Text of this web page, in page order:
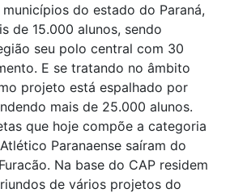
do estado do Paraná,
de 15.000 alunos, sendo
seu polo central com 30
E se tratando no âmbito
projeto está espalhado por
mais de 25.000 alunos.
que hoje compõe a categoria
Paranaense saíram do
Na base do CAP residem
de vários projetos do